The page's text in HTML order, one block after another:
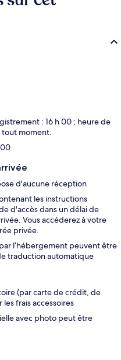
: 16 h 00 ; heure de
moment.
d'aucune réception
les instructions
d'accès dans un délai de
Vous accéderez à votre
privée.
l’hébergement peuvent être
traduction automatique
(par carte de crédit, de
frais accessoires
avec photo peut être